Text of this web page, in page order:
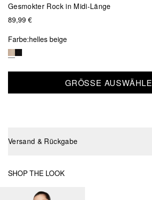
Gesmokter Rock in Midi-Länge
89,99 €
Farbe:helles beige
GRÖSSE AUSWÄHLEN
Versand & Rückgabe
SHOP THE LOOK